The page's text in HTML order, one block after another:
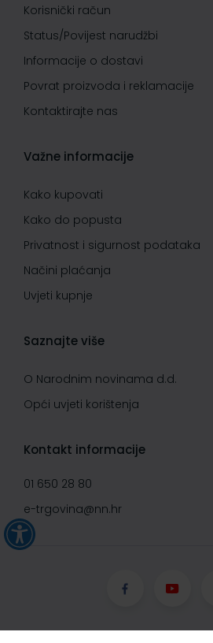
Korisnički račun
Status/Povijest narudžbi
Informacije o dostavi
Povrat proizvoda i reklamacije
Kontaktirajte nas
Važne informacije
Kako kupovati
Kako do popusta
Privatnost i sigurnost podataka
Načini plaćanja
Uvjeti kupnje
Saznajte više
O Narodnim novinama d.d.
Opći uvjeti korištenja
Kontakt informacije
01 650 28 80
e-trgovina@nn.hr